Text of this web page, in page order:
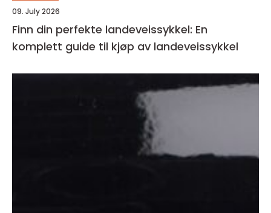
09. July 2026
Finn din perfekte landeveissykkel: En
komplett guide til kjøp av landeveissykkel